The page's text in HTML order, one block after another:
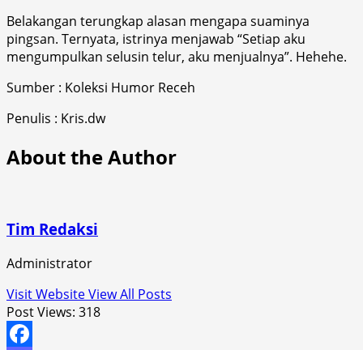
Belakangan terungkap alasan mengapa suaminya
pingsan. Ternyata, istrinya menjawab “Setiap aku
mengumpulkan selusin telur, aku menjualnya”. Hehehe.
Sumber : Koleksi Humor Receh
Penulis : Kris.dw
About the Author
Tim Redaksi
Administrator
Visit WebsiteView All Posts
Post Views: 318